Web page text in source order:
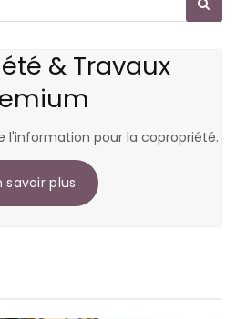
& Travaux
l'information pour la copropriété.
savoir plus